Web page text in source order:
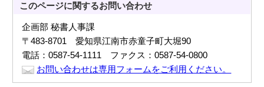
このページに関するお問い合わせ
企画部 秘書人事課
〒483-8701 愛知県江南市赤童子町大堀90
電話：0587-54-1111 ファクス：0587-54-0800
お問い合わせは専用フォームをご利用ください。